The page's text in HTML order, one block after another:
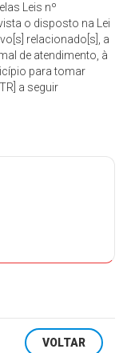
Leis nº
o disposto na Lei
relacionado[s], a
de atendimento, à
para tomar
a seguir
VOLTAR